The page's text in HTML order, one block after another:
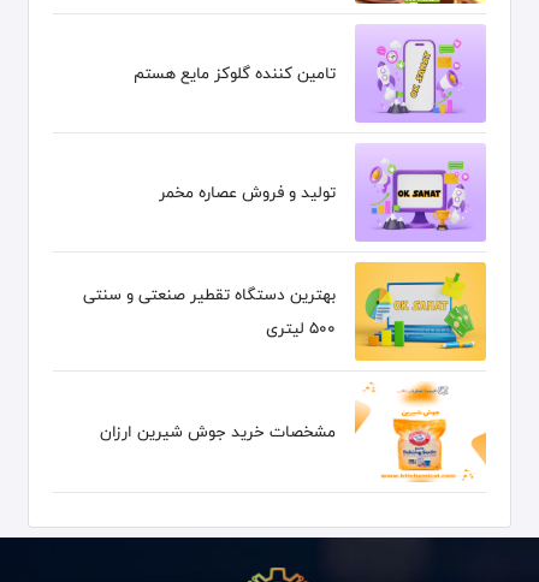
تامین کننده گلوکز مایع هستم
تولید و فروش عصاره مخمر
بهترین دستگاه تقطیر صنعتی و سنتی
۵۰۰ لیتری
مشخصات خرید جوش شیرین ارزان